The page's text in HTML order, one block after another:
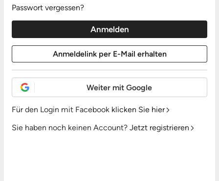
Passwort vergessen?
Weiter mit Google
Für den Login mit Facebook klicken Sie hier
Sie haben noch keinen Account? Jetzt registrieren